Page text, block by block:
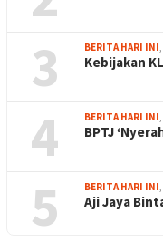
3 BERITA HARI INI,
Kebijakan
4 BERITA HARI INI,
BPTJ
5 BERITA HARI INI,
Aji Jaya